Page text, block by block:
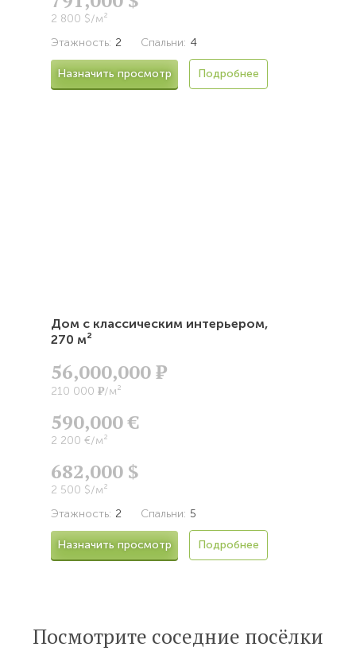
2 800 $/м²
Этажность: 2 Спальни: 4
Назначить просмотр Подробнее
Дом с классическим интерьером,
270 м²
56,000,000Р
210 000 Р/м²
590,000 €
2 200 €/м²
682,000 $
2 500 $/м²
Этажность: 2 Спальни: 5
Назначить просмотр Подробнее
Посмотрите соседние посёлки